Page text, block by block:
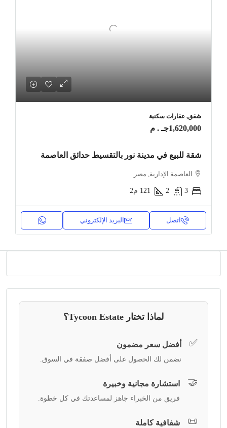
شقق, عقارات سكنية
1,620,000جـ . م
شقة للبيع في مدينة نور بالتقسيط حدائق العاصمة
العاصمة الإدارية, مصر
3
2
121 م2
اتصل البريد الإلكتروني
لماذا تختار Tycoon Estate؟
✅ أفضل سعر مضمون
نضمن لك الحصول على أفضل صفقة في السوق.
🤝 استشارة مجانية وخبيرة
فريق من الخبراء جاهز لمساعدتك في كل خطوة.
📜 شفافية كاملة